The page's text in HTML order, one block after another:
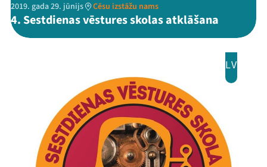
2019. gada 29. jūnijs Cēsu izstāžu nams
4. Sestdienas vēstures skolas atklāšana
LV